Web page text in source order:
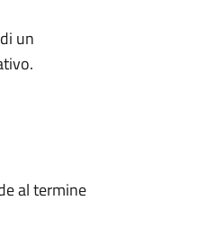
un
al termine